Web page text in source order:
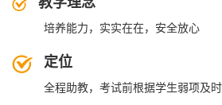
培养能力，实实在在，安全放心
定位
全程助教，考试前根据学生弱项及